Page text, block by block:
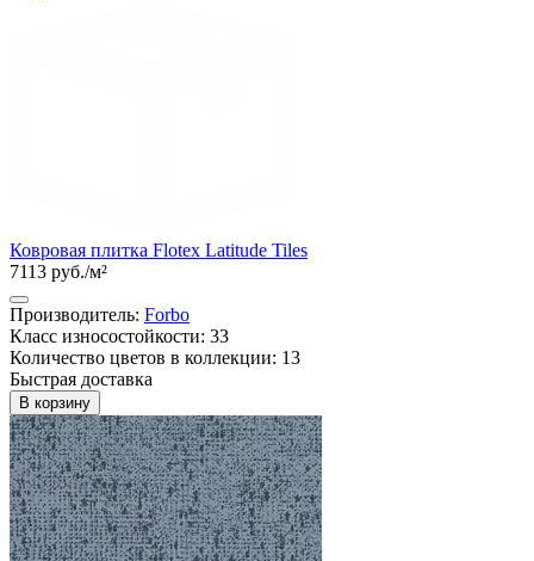
Ковровая плитка Flotex Latitude Tiles
7113 руб./м²
Производитель: Forbo
Класс износостойкости: 33
Количество цветов в коллекции: 13
Быстрая доставка
В корзину